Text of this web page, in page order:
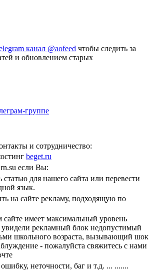
канал @aofeed чтобы следить за
и обновлением старых
группе
и сотрудничество:
beget.ru
если Вы:
статью для нашего сайта или перевести
язык.
на сайте рекламу, подходящую по
сайте имеет максимальный уровень
рекламный блок недопустимый
школьного возраста, вызывающий шок
- пожалуйста свяжитесь с нами
неточности, баг и т.д. ... .......